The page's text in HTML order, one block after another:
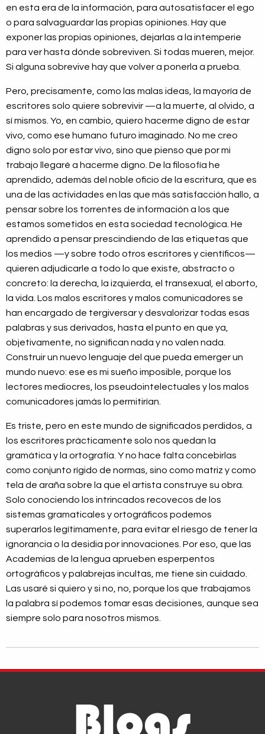
en esta era de la información, para autosatisfacer el ego
o para salvaguardar las propias opiniones. Hay que
exponer las propias opiniones, dejarlas a la intemperie
para ver hasta dónde sobreviven. Si todas mueren, mejor.
Si alguna sobrevive hay que volver a ponerla a prueba.
Pero, precisamente, como las malas ideas, la mayoría de
escritores solo quiere sobrevivir —a la muerte, al olvido, a
sí mismos. Yo, en cambio, quiero hacerme digno de estar
vivo, como ese humano futuro imaginado. No me creo
digno solo por estar vivo, sino que pienso que por mi
trabajo llegaré a hacerme digno. De la filosofía he
aprendido, además del noble oficio de la escritura, que es
una de las actividades en las que más satisfacción hallo, a
pensar sobre los torrentes de información a los que
estamos sometidos en esta sociedad tecnológica. He
aprendido a pensar prescindiendo de las etiquetas que
los medios —y sobre todo otros escritores y científicos—
quieren adjudicarle a todo lo que existe, abstracto o
concreto: la derecha, la izquierda, el transexual, el aborto,
la vida. Los malos escritores y malos comunicadores se
han encargado de tergiversar y desvalorizar todas esas
palabras y sus derivados, hasta el punto en que ya,
objetivamente, no significan nada y no valen nada.
Construir un nuevo lenguaje del que pueda emerger un
mundo nuevo: ese es mi sueño imposible, porque los
lectores mediocres, los pseudointelectuales y los malos
comunicadores jamás lo permitirían.
Es triste, pero en este mundo de significados perdidos, a
los escritores prácticamente solo nos quedan la
gramática y la ortografía. Y no hace falta concebirlas
como conjunto rígido de normas, sino como matriz y como
tela de araña sobre la que el artista construye su obra.
Solo conociendo los intrincados recovecos de los
sistemas gramaticales y ortográficos podemos
superarlos legítimamente, para evitar el riesgo de tener la
ignorancia o la desidia por innovaciones. Por eso, que las
Academias de la lengua aprueben esperpentos
ortográficos y palabrejas incultas, me tiene sin cuidado.
Las usaré si quiero y si no, no, porque los que trabajamos
la palabra sí podemos tomar esas decisiones, aunque sea
siempre solo para nosotros mismos.